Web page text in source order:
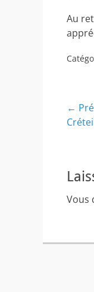
Au
de
←
Article
Vous